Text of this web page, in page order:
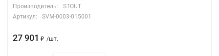
Производитель:
STOUT
Артикул:
SVM-0003-015001
27 901 ₽ /шт.